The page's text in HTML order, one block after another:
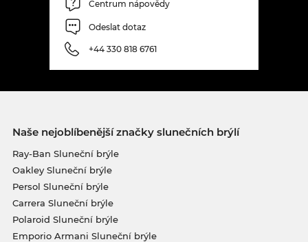
Centrum nápovědy
Odeslat dotaz
+44 330 818 6761
Naše nejoblíbenější značky slunečních brýlí
Ray-Ban Sluneční brýle
Oakley Sluneční brýle
Persol Sluneční brýle
Carrera Sluneční brýle
Polaroid Sluneční brýle
Emporio Armani Sluneční brýle